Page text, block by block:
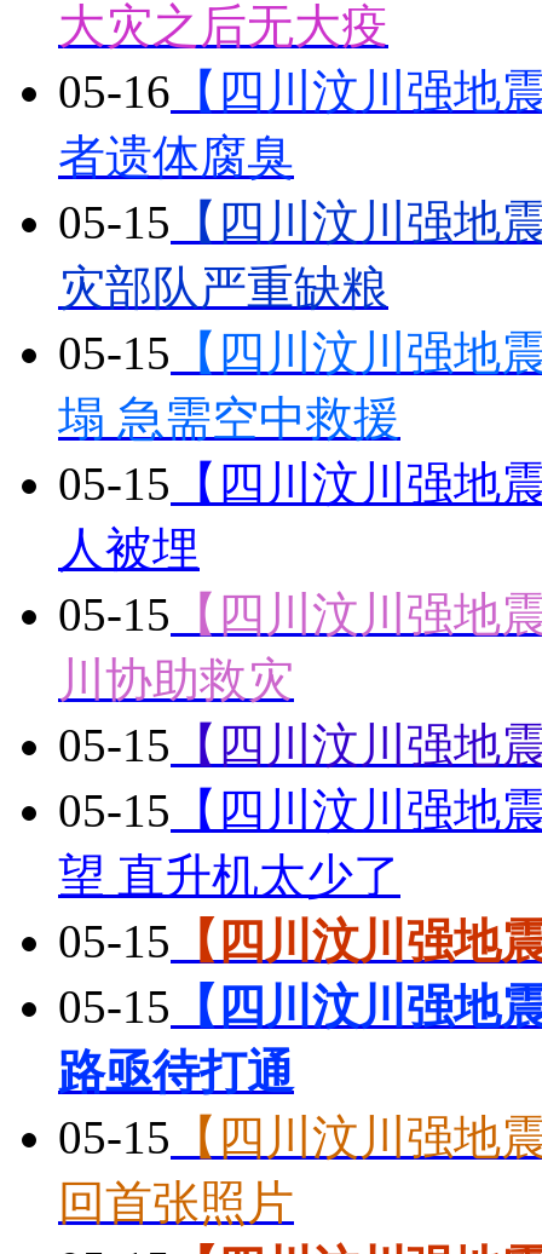
大灾之后无大疫
05-16 【四川汶川强地
者遗体腐臭
05-15 【四川汶川强地
灾部队严重缺粮
05-15 【四川汶川强地
塌 急需空中救援
05-15 【四川汶川强地
人被埋
05-15 【四川汶川强地
川协助救灾
05-15 【四川汶川强地
05-15 【四川汶川强地
望 直升机太少了
05-15 【四川汶川强地
05-15 【四川汶川强地
路亟待打通
05-15 【四川汶川强地
回首张照片